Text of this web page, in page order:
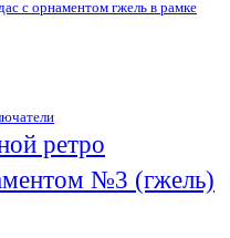
ретро
№3 (гжель)